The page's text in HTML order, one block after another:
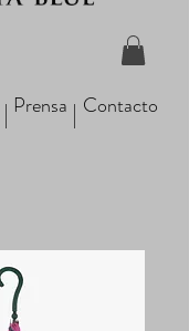
Prensa Contacto